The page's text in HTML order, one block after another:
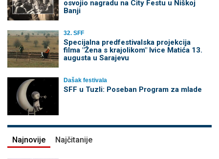
osvojio nagradu na City Festu u Niškoj
Banji
32. SFF
Specijalna predfestivalska projekcija
filma "Žena s krajolikom" Ivice Matića 13.
augusta u Sarajevu
Dašak festivala
SFF u Tuzli: Poseban Program za mlade
Najnovije Najčitanije